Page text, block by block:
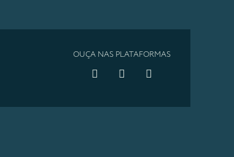
OUÇA NAS PLATAFORMAS